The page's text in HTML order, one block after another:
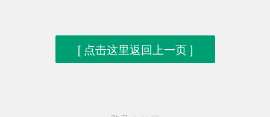
[ 点击这里返回上一页 ]